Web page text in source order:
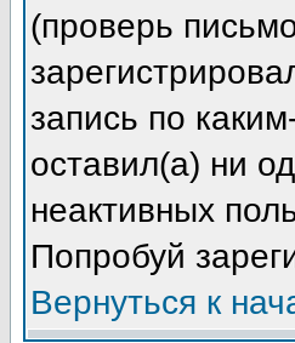
(проверь
запись по
оставил(а) ни
неактивных
Попробуй
Вернуться к